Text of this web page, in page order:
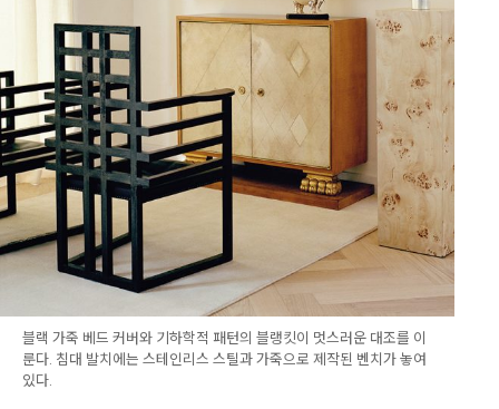
블랙 가죽 베드 커버와 기하학적 패턴의 블랭킷이 멋스러운 대조를 이
룬다. 침대 발치에는 스테인리스 스틸과 가죽으로 제작된 벤치가 놓여
있다.